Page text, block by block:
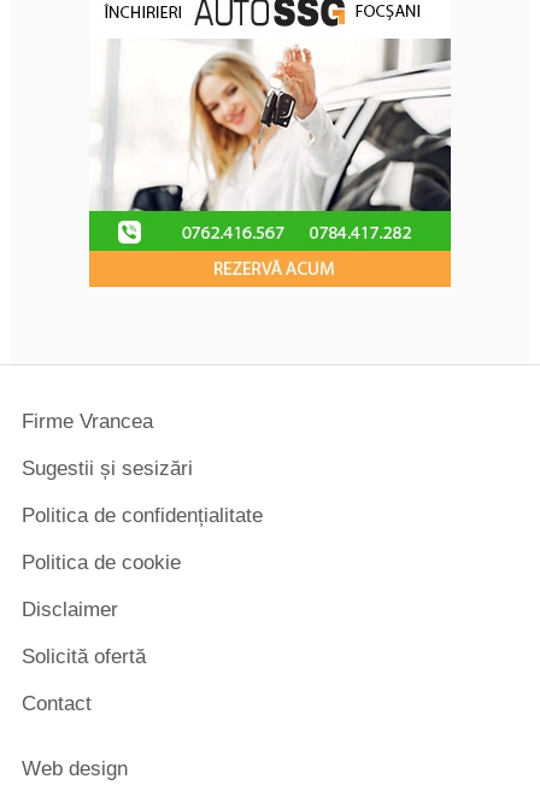
Firme Vrancea
Sugestii și sesizări
Politica de confidențialitate
Politica de cookie
Disclaimer
Solicită ofertă
Contact
Web design